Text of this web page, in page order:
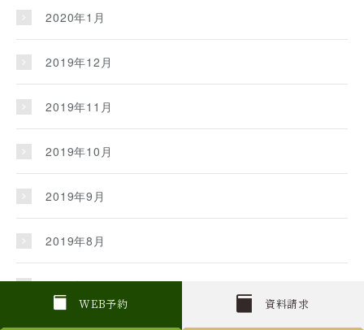
W EB予約 資料請求
2020年1月
2019年12月
2019年11月
2019年10月
2019年9月
2019年8月
2019年7月